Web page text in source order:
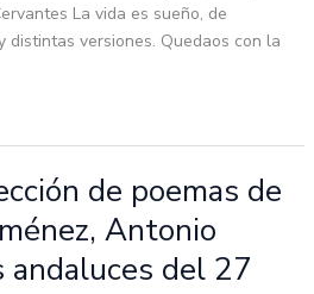
La vida es sueño, de
distintas versiones. Quedaos con la
de poemas de
Antonio
andaluces del 27